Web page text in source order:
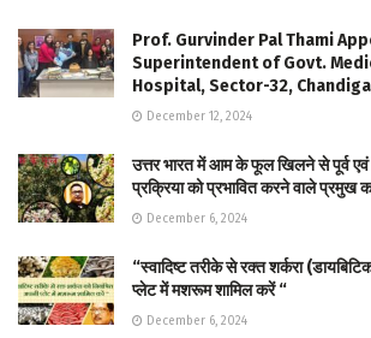
Prof. Gurvinder Pal Thami
Superintendent of Govt.
Hospital, Sector-32,
December 12, 2024
उत्तर भारत में आम के फूल खिलने से पूर्व
प्रक्रिया को प्रभावित करने वाले प्रमुख
December 6, 2024
“स्वादिष्ट तरीके से रक्त शर्करा
प्लेट में मशरूम शामिल करें “
December 6, 2024